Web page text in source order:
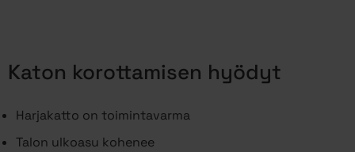
Katon korottamisen hyödyt
Harjakatto on toimintavarma
Talon ulkoasu kohenee